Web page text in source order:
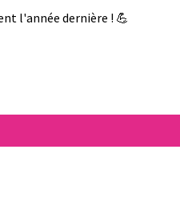
l'année dernière ! 💪